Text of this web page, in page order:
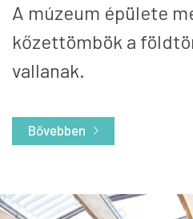
A múzeum épülete
kőzettömbök a
vallanak.
Bővebben